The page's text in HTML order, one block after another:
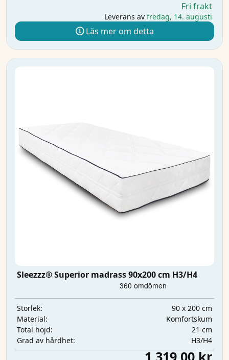
Fri frakt
Leverans av fredag, 14. augusti
Läs mer om detta
Sleezzz® Superior madrass 90x200 cm H3/H4
Storlek:
90 x 200 cm
Material:
Komfortskum
Total höjd:
21 cm
Grad av hårdhet:
H3/H4
1 319,00 kr